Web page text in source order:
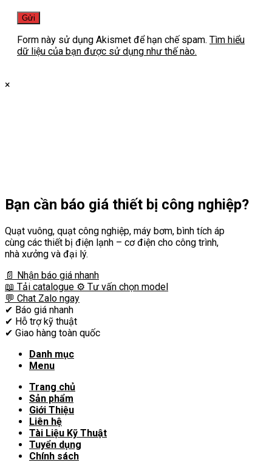
Form này sử dụng Akismet để hạn chế spam. Tìm hiểu
dữ liệu của bạn được sử dụng như thế nào.
×
Bạn cần báo giá thiết bị công nghiệp?
Quạt vuông, quạt công nghiệp, máy bơm, bình tích áp
cùng các thiết bị điện lạnh – cơ điện cho công trình,
nhà xưởng và đại lý.
📄 Nhận báo giá nhanh
📖 Tải catalogue ⚙️ Tư vấn chọn model
💬 Chat Zalo ngay
✔ Báo giá nhanh
✔ Hỗ trợ kỹ thuật
✔ Giao hàng toàn quốc
Danh mục
Menu
Trang chủ
Sản phẩm
Giới Thiệu
Liên hệ
Tài Liệu Kỹ Thuật
Tuyển dụng
Chính sách